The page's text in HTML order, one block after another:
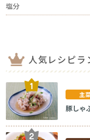
塩分
人気レシピラ
主
豚しゃ